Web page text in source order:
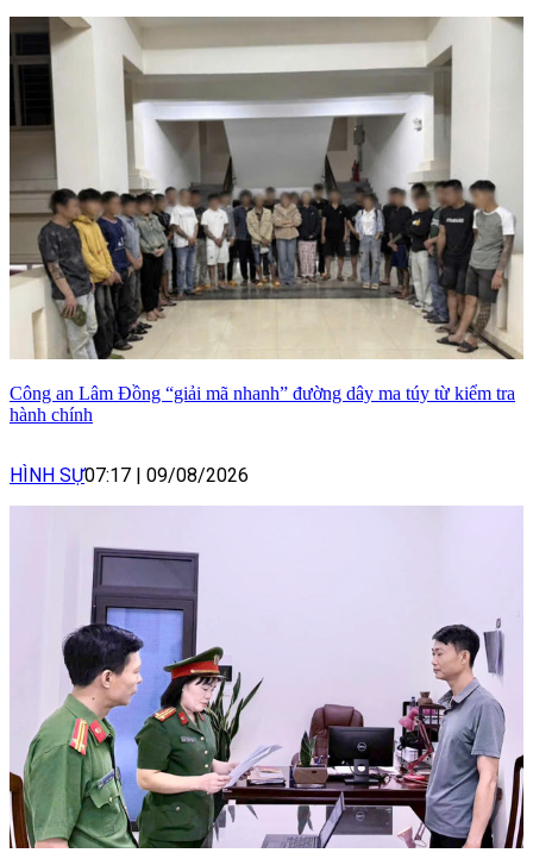
Công an Lâm Đồng “giải mã nhanh” đường dây ma túy từ kiểm tra
hành chính
HÌNH SỰ07:17 | 09/08/2026